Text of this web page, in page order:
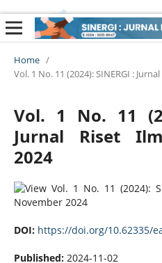
Home /
Vol. 1 No. 11 (2024): SINERGI :
Vol. 1 No. 11
Jurnal Riset
2024
DOI: https://doi.org/10.62335/
Published: 2024-11-02